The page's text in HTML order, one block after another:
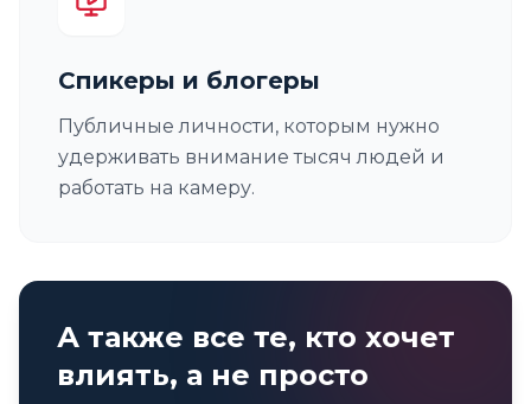
Спикеры и блогеры
Публичные личности, которым нужно
удерживать внимание тысяч людей и
работать на камеру.
А также все те, кто хочет
влиять, а не просто